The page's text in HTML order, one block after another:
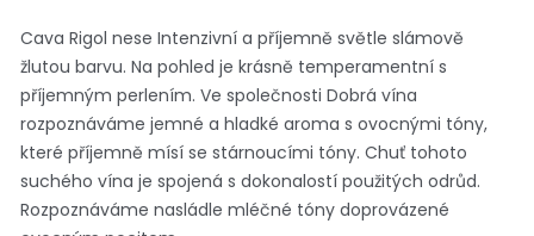
Cava Rigol nese Intenzivní a příjemně světle slámově
žlutou barvu. Na pohled je krásně temperamentní s
příjemným perlením. Ve společnosti Dobrá vína
rozpoznáváme jemné a hladké aroma s ovocnými tóny,
které příjemně mísí se stárnoucími tóny. Chuť tohoto
suchého vína je spojená s dokonalostí použitých odrůd.
Rozpoznáváme nasládle mléčné tóny doprovázené